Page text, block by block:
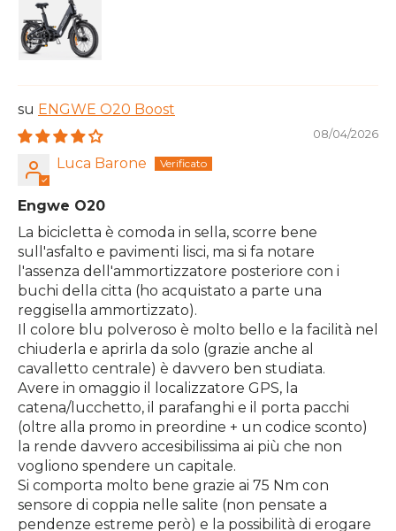
ENGWE O20 Boost
08/04/2026
Luca Barone
Engwe O20
La bicicletta è comoda in sella, scorre bene
sull'asfalto e pavimenti lisci, ma si fa notare
l'assenza dell'ammortizzatore posteriore con i
buchi della citta (ho acquistato a parte una
reggisella ammortizzato).
Il colore blu polveroso è molto bello e la facilità nel
chiuderla e aprirla da solo (grazie anche al
cavalletto centrale) è davvero ben studiata.
Avere in omaggio il localizzatore GPS, la
catena/lucchetto, il parafanghi e il porta pacchi
(oltre alla promo in preordine + un codice sconto)
la rende davvero accesibilissima ai più che non
vogliono spendere un capitale.
Si comporta molto bene grazie ai 75 Nm con
sensore di coppia nelle salite (non pensate a
pendenze estreme però) e la possibilità di erogare